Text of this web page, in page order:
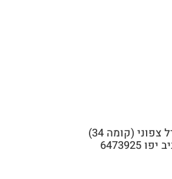
(קומה 34)